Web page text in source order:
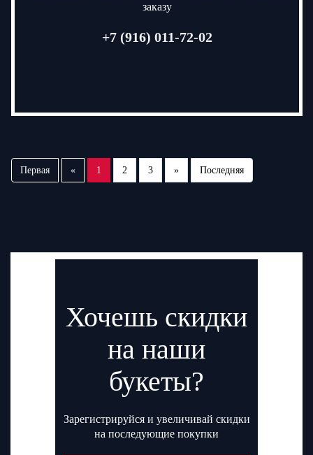
заказу
+7 (916) 011-72-02
Первая « 1 2 3 » Последняя
Хочешь скидки
на наши
букеты?
Зарегистрируйся и увеличивай скидки
на последующие покупки